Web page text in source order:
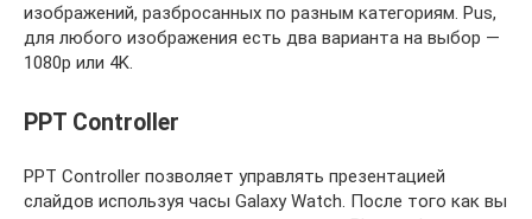
изображений, разбросанных по разным категориям. Pus,
для любого изображения есть два варианта на выбор —
1080p или 4K.
PPT Controller
PPT Controller позволяет управлять презентацией
слайдов используя часы Galaxy Watch. После того как вы